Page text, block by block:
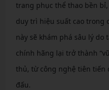
trang phục thể thao bền
duy trì hiệu suất cao trong
này sẽ khám phá sâu lý do
chính hãng lại trở thành
thủ, từ công nghệ tiên tiến
đấu.